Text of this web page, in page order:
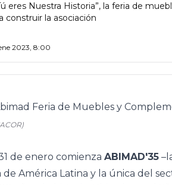
eres Nuestra Historia”, la feria de
construir la asociación
2023, 8:00
de enero comienza ABIMAD'35
América Latina y la única del